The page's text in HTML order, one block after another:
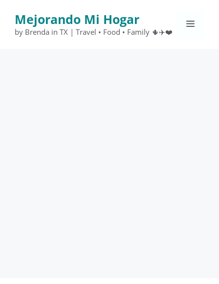
contenido
Mejorando Mi Hogar
by Brenda in TX | Travel • Food • Family 🌵✈️❤️
Menú